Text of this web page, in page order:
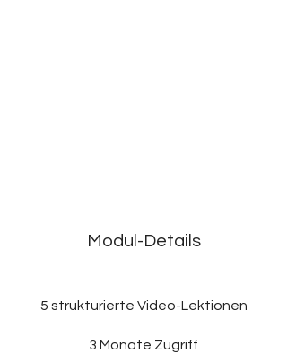
Modul-Details
5 strukturierte Video-Lektionen
3 Monate Zugriff